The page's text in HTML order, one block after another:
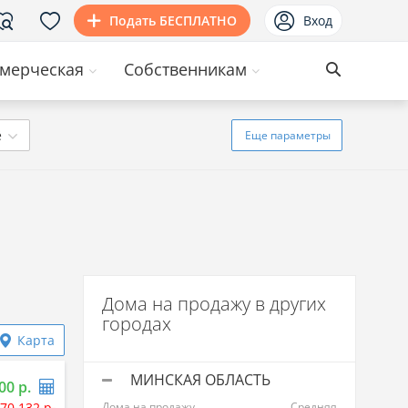
Подать БЕСПЛАТНО Вход
Собственникам
Еще параметры
Карта
р.
Дома на продажу в других
городах
МИНСКАЯ ОБЛАСТЬ